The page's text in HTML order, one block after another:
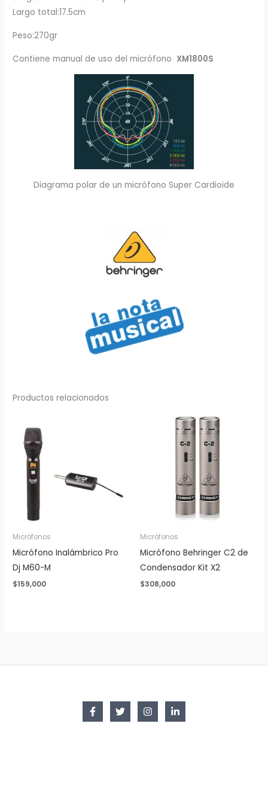
Largo total:17.5cm
Peso:270gr
Contiene manual de uso del micrófonoXM1800S
Diagrama polar de un micrófono Super Cardioide
Productos relacionados
Micrófonos
Micrófono Inalámbrico Pro
Dj M60-M
$159,000
Micrófonos
Micrófono Behringer C2 de
Condensador Kit X2
$308,000